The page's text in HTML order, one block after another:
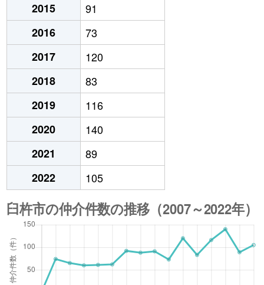
2015
91
2016
73
2017
120
2018
83
2019
116
2020
140
2021
89
2022
105